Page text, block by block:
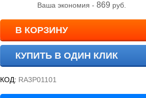
Ваша экономия - 869 руб.
В КОРЗИНУ
КУПИТЬ В ОДИН КЛИК
КОД: RA3P01101